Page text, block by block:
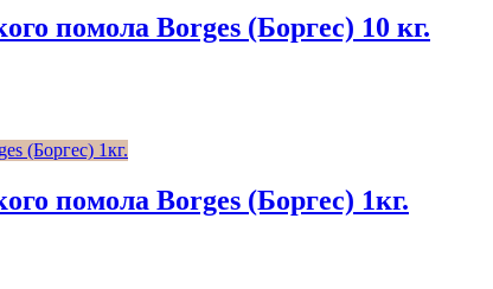
помола Borges (Боргес) 10 кг.
помола Borges (Боргес) 1кг.